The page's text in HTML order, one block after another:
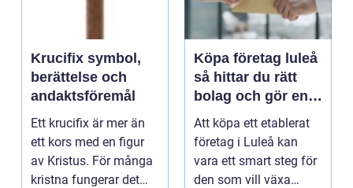
Krucifix symbol,
berättelse och
andaktsföremål
Ett krucifix är mer än
ett kors med en figur
av Kristus. För många
kristna fungerar det
Köpa företag luleå
så hittar du rätt
bolag och gör en
trygg affär
Att köpa ett etablerat
företag i Luleå kan
vara ett smart steg för
den som vill växa